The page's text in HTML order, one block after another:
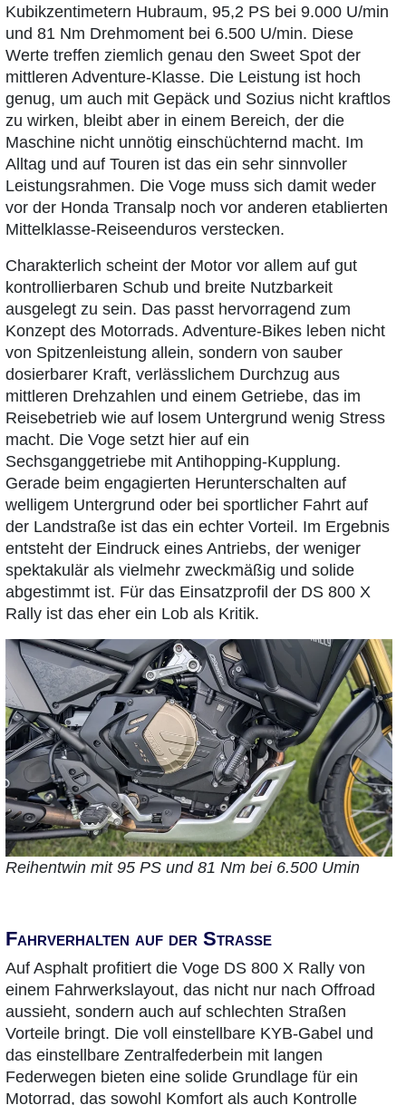
Kubikzentimetern Hubraum, 95,2 PS bei 9.000 U/min
und 81 Nm Drehmoment bei 6.500 U/min. Diese
Werte treffen ziemlich genau den Sweet Spot der
mittleren Adventure-Klasse. Die Leistung ist hoch
genug, um auch mit Gepäck und Sozius nicht kraftlos
zu wirken, bleibt aber in einem Bereich, der die
Maschine nicht unnötig einschüchternd macht. Im
Alltag und auf Touren ist das ein sehr sinnvoller
Leistungsrahmen. Die Voge muss sich damit weder
vor der Honda Transalp noch vor anderen etablierten
Mittelklasse-Reiseenduros verstecken.
Charakterlich scheint der Motor vor allem auf gut
kontrollierbaren Schub und breite Nutzbarkeit
ausgelegt zu sein. Das passt hervorragend zum
Konzept des Motorrads. Adventure-Bikes leben nicht
von Spitzenleistung allein, sondern von sauber
dosierbarer Kraft, verlässlichem Durchzug aus
mittleren Drehzahlen und einem Getriebe, das im
Reisebetrieb wie auf losem Untergrund wenig Stress
macht. Die Voge setzt hier auf ein
Sechsganggetriebe mit Antihopping-Kupplung.
Gerade beim engagierten Herunterschalten auf
welligem Untergrund oder bei sportlicher Fahrt auf
der Landstraße ist das ein echter Vorteil. Im Ergebnis
entsteht der Eindruck eines Antriebs, der weniger
spektakulär als vielmehr zweckmäßig und solide
abgestimmt ist. Für das Einsatzprofil der DS 800 X
Rally ist das eher ein Lob als Kritik.
Reihentwin mit 95 PS und 81 Nm bei 6.500 Umin
Fahrverhalten auf der Straße
Auf Asphalt profitiert die Voge DS 800 X Rally von
einem Fahrwerkslayout, das nicht nur nach Offroad
aussieht, sondern auch auf schlechten Straßen
Vorteile bringt. Die voll einstellbare KYB-Gabel und
das einstellbare Zentralfederbein mit langen
Federwegen bieten eine solide Grundlage für ein
Motorrad, das sowohl Komfort als auch Kontrolle